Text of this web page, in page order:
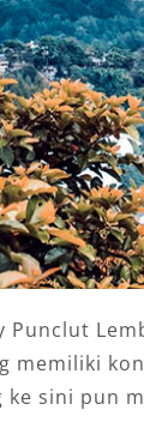
Punclut
memiliki
ke sini pun